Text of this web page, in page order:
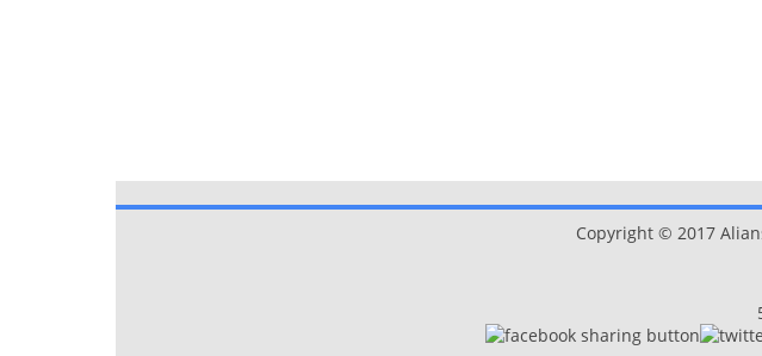
Copyright © 2017